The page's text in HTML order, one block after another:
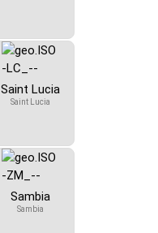
Saint Lucia
Saint Lucia
Sambia
Sambia